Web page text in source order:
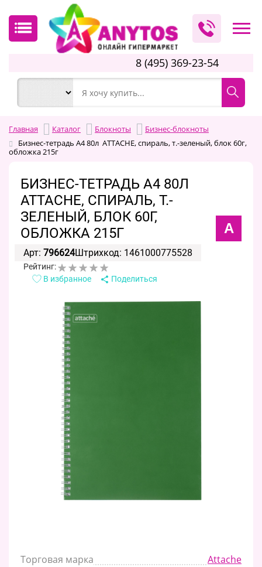
8 (495) 369-23-54
Главная Каталог Блокноты
Бизнес-блокноты
Бизнес-тетрадь А4 80л ATTACHE, спираль, т.-зеленый, блок 60г,
обложка 215г
БИЗНЕС-ТЕТРАДЬ А4 80Л
ATTACHE, СПИРАЛЬ, Т.-
ЗЕЛЕНЫЙ, БЛОК 60Г,
ОБЛОЖКА 215Г
A
Арт: 796624Штрихкод: 1461000775528
Рейтинг:
В избранное
Поделиться
Торговая марка
Attache